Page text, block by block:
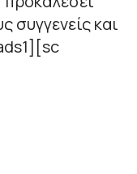
συγγενείς και